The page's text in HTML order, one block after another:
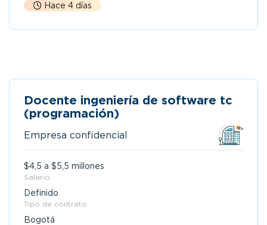
Hace 4 días
Docente ingeniería de software tc
(programación)
Empresa confidencial
$4,5 a $5,5 millones
Salario
Definido
Tipo de contrato
Bogotá